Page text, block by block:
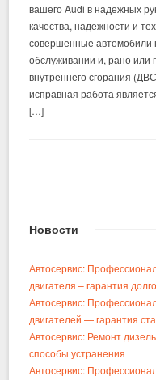
вашего Audi в надежных
качества, надежности и
совершенные автомобили
обслуживании и, рано или
внутреннего сгорания
исправная работа
[…]
Новости
Автосервис:
двигателя – гарантия
Автосервис:
двигателей — гарантия
Автосервис: Ремонт
способы устранения
Автосервис: